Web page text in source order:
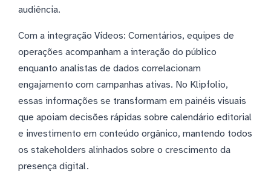
audiência.
Com a integração Vídeos: Comentários, equipes de
operações acompanham a interação do público
enquanto analistas de dados correlacionam
engajamento com campanhas ativas. No Klipfolio,
essas informações se transformam em painéis visuais
que apoiam decisões rápidas sobre calendário editorial
e investimento em conteúdo orgânico, mantendo todos
os stakeholders alinhados sobre o crescimento da
presença digital.